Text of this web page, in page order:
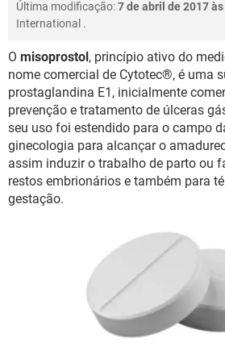
NUTRIÇÃO
BEM-ESTAR
SEXUALIDADE
GLOSSÁRIO
Última modificação:7 de abril de 2017
International .
O misoprostol, princípio ativo do
nome comercial de Cytotec®, é uma
prostaglandina E1, inicialmente
prevenção e tratamento de úlceras
seu uso foi estendido para o campo
ginecologia para alcançar o
assim induzir o trabalho de parto ou
restos embrionários e também para
gestação.